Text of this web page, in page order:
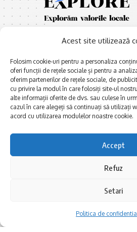
Acest site utilizează
Folosim cookie-uri pentru a personaliza
oferi funcții de rețele sociale și pentru a
oferim partenerilor de rețele sociale, de
cu privire la modul în care folosiți site-ul
alte informații oferite de dvs. sau culese în
cazul în care alegeți să continuați să utilizați
acord cu utilizarea modulelor noastre cookie.
Accept
Refuz
Setari
Politica de
E xplorăm Dobrogea,
Explorăm valorile locale:
Deltă, Litoral, cele mai mari
biserici și mănăstiri, cele mai
FRUMOASE POVEȘTI.